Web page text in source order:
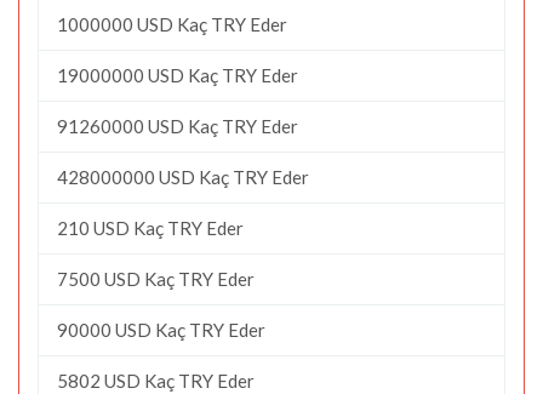
1000000 USD Kaç TRY Eder
19000000 USD Kaç TRY Eder
91260000 USD Kaç TRY Eder
428000000 USD Kaç TRY Eder
210 USD Kaç TRY Eder
7500 USD Kaç TRY Eder
90000 USD Kaç TRY Eder
5802 USD Kaç TRY Eder